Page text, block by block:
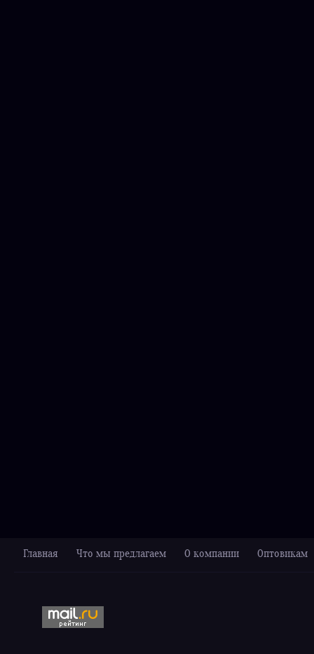
Главная Что мы предлагаем О компании Оптовикам